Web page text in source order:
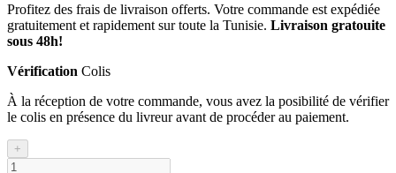
Profitez des frais de livraison offerts. Votre commande est expédiée
gratuitement et rapidement sur toute la Tunisie. Livraison gratouite
sous 48h!
Vérification Colis
À la réception de votre commande, vous avez la posibilité de vérifier
le colis en présence du livreur avant de procéder au paiement.
+